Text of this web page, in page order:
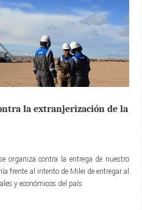
la extranjerización de la
organiza contra la entrega de nuestro
frente al intento de Milei de entregar al
y económicos del país.